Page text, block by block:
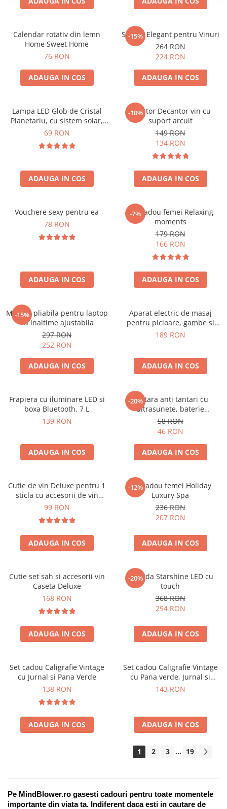
Calendar rotativ din lemn
Home Sweet Home
76 RON
ADAUGA IN COS
-15%
Suport Elegant pentru Vinuri
264 RON
224 RON
ADAUGA IN COS
Lampa LED Glob de Cristal
Planetariu, cu sistem solar,
cadou captivant
69 RON
ADAUGA IN COS
-10%
Aerator Decantor vin cu
suport arcuit
149 RON
134 RON
ADAUGA IN COS
Vouchere sexy pentru ea
78 RON
ADAUGA IN COS
-7%
Set cadou femei Relaxing
moments
179 RON
166 RON
ADAUGA IN COS
-15%
Masuta pliabila pentru laptop
cu inaltime ajustabila
297 RON
252 RON
ADAUGA IN COS
Aparat electric de masaj
pentru picioare, gambe si
brate
189 RON
ADAUGA IN COS
Frapiera cu iluminare LED si
boxa Bluetooth, 7 L
139 RON
ADAUGA IN COS
-20%
Bratara anti tantari cu
ultrasunete, baterie
reincarcabila 90mAh
58 RON
46 RON
ADAUGA IN COS
Cutie de vin Deluxe pentru 1
sticla cu accesorii de vin
incluse piele ecologica de
99 RON
ADAUGA IN COS
-12%
Set cadou femei Holiday
Luxury Spa
236 RON
207 RON
ADAUGA IN COS
Cutie set sah si accesorii vin
Caseta Deluxe
168 RON
ADAUGA IN COS
-20%
Oglinda Starshine LED cu
touch
368 RON
294 RON
ADAUGA IN COS
Set cadou Caligrafie Vintage
cu Jurnal si Pana Verde
138 RON
ADAUGA IN COS
Set cadou Caligrafie Vintage
cu Pana verde, Jurnal si
Suport pentru stilou, 9 piese
143 RON
ADAUGA IN COS
1 2 3 ... 19
Pe MindBlower.ro gasesti cadouri pentru toate momentele
importante din viata ta. Indiferent daca esti in cautare de